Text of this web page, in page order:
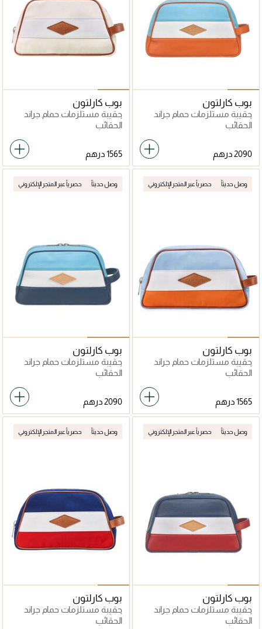
بوب كارلتون
حقيبة مستلزمات حمام جراند
أوتيل
الحقائب
بوب كارلتون
حقيبة مستلزمات حمام جراند
أوتيل
الحقائب
وصل حديثاً حصرياً عبر المتجر الإلكتروني
بوب كارلتون
حقيبة مستلزمات حمام جراند
أوتيل
الحقائب
وصل حديثاً حصرياً عبر المتجر الإلكتروني
بوب كارلتون
حقيبة مستلزمات حمام جراند
أوتيل
الحقائب
وصل حديثاً حصرياً عبر المتجر الإلكتروني
بوب كارلتون
حقيبة مستلزمات حمام جراند
أوتيل
الحقائب
وصل حديثاً حصرياً عبر المتجر الإلكتروني
بوب كارلتون
حقيبة مستلزمات حمام جراند
أوتيل
الحقائب